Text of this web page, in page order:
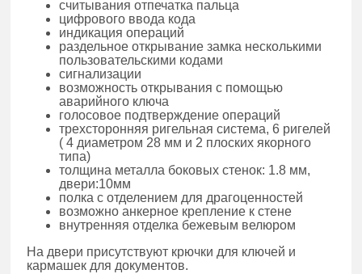
считывания отпечатка пальца
цифрового ввода кода
индикация операций
раздельное открывание замка несколькими
пользовательскими кодами
сигнализации
возможность открывания с помощью
аварийного ключа
голосовое подтверждение операций
трехсторонняя ригельная система, 6 ригелей
( 4 диаметром 28 мм и 2 плоских якорного
типа)
толщина металла боковых стенок: 1.8 мм,
двери:10мм
полка с отделением для драгоценностей
возможно анкерное крепление к стене
внутренняя отделка бежевым велюром
На двери присутствуют крючки для ключей и
кармашек для документов.